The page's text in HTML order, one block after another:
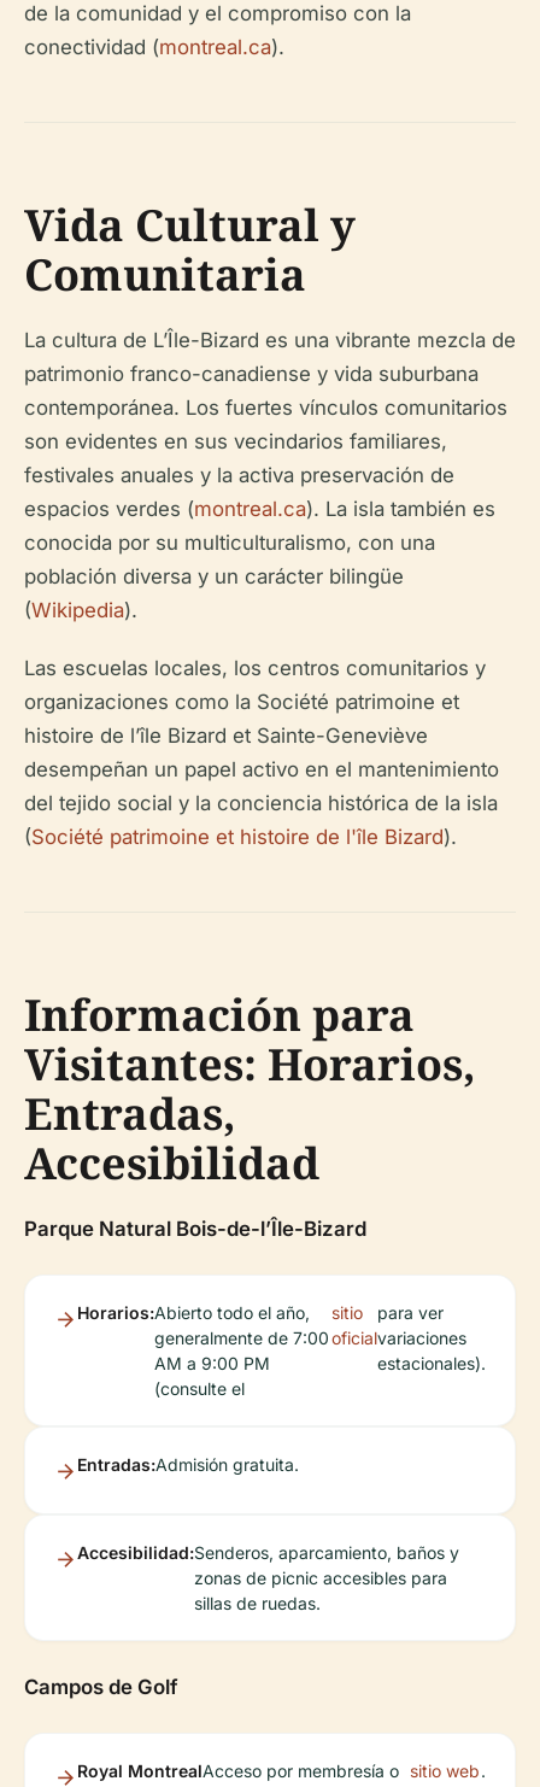
de la comunidad y el compromiso con la
conectividad (montreal.ca).
Vida Cultural y
Comunitaria
La cultura de L’Île-Bizard es una vibrante mezcla de
patrimonio franco-canadiense y vida suburbana
contemporánea. Los fuertes vínculos comunitarios
son evidentes en sus vecindarios familiares,
festivales anuales y la activa preservación de
espacios verdes (montreal.ca). La isla también es
conocida por su multiculturalismo, con una
población diversa y un carácter bilingüe
(Wikipedia).
Las escuelas locales, los centros comunitarios y
organizaciones como la Société patrimoine et
histoire de l’île Bizard et Sainte-Geneviève
desempeñan un papel activo en el mantenimiento
del tejido social y la conciencia histórica de la isla
(Société patrimoine et histoire de l'île Bizard).
Información para
Visitantes: Horarios,
Entradas,
Accesibilidad
Parque Natural Bois-de-l’Île-Bizard
Horarios:Abierto todo el año,
generalmente de 7:00
AM a 9:00 PM
(consulte el
sitio
oficial
para ver
variaciones
estacionales).
Entradas:Admisión gratuita.
Accesibilidad:Senderos, aparcamiento, baños y
zonas de picnic accesibles para
sillas de ruedas.
Campos de Golf
Royal MontrealAcceso por membresía o sitio web.